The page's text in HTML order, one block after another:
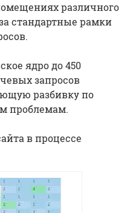
различного
стандартные рамки
ядро до 450
запросов
разбивку по
проблемам.
в процессе